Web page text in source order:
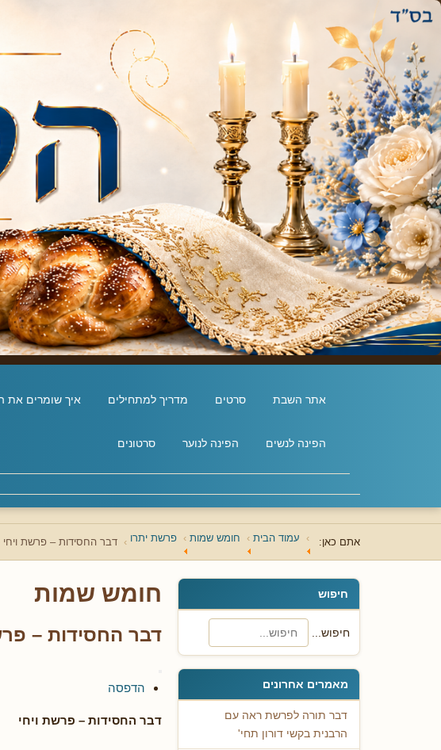
אתר השבת סרטים מדריך למתחילים איך שומרים את
הפינה לנשים הפינה לנוער סרטונים
אתם כאן: עמוד הבית חומש שמות פרשת יתרו דבר החסידות – פרשת ויחי
חיפוש
חיפוש...
מאמרים אחרונים
דבר תורה לפרשת ראה עם
הרבנית בקשי דורון תחי'
חומש שמות
דבר החסידות –
הדפסה
דבר החסידות – פרשת ויחי